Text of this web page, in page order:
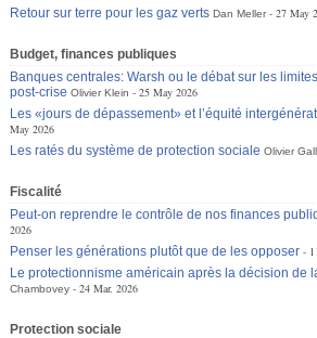
Retour sur terre pour les gaz verts Dan Meller 27 May
Budget, finances publiques
Banques centrales: Warsh ou le débat sur les
post-crise Olivier Klein
25 May 2026
Les «jours de dépassement» et l’équité
May 2026
Les ratés du système de protection sociale Olivier
Fiscalité
Peut-on reprendre le contrôle de nos finances
2026
Penser les générations plutôt que de les opposer
Le protectionnisme américain après la décision de
Chambovey
24 Mar. 2026
Protection sociale